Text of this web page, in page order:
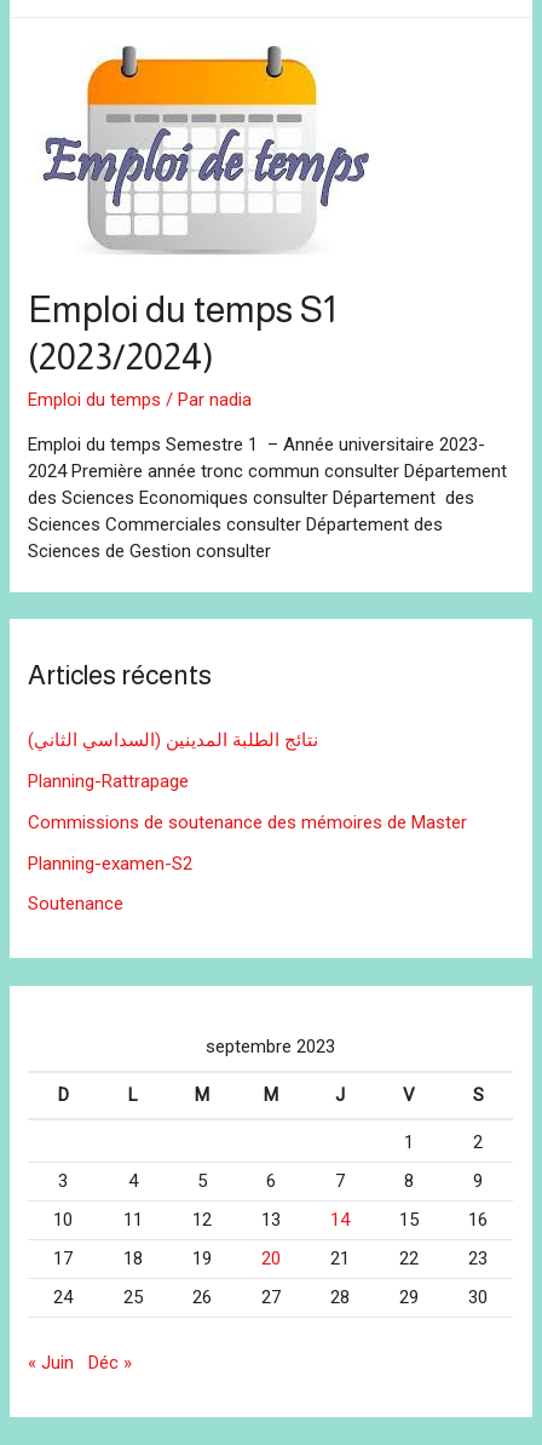
Emploi du temps S1
(2023/2024)
Emploi du temps / Parnadia
Emploi du temps Semestre 1 – Année universitaire 2023-
2024 Première année tronc commun consulter Département
des Sciences Economiques consulter Département des
Sciences Commerciales consulter Département des
Sciences de Gestion consulter
Articles récents
نتائج الطلبة المدينين (السداسي الثاني)
Planning-Rattrapage
Commissions de soutenance des mémoires de Master
Planning-examen-S2
Soutenance
septembre 2023
D L M M J V S
1
2
3
4 5 6 7 8
9
10
11 12 13 14 15
16
17
18 19 20 21 22
23
24
25 26 27 28 29 30
« Juin Déc »